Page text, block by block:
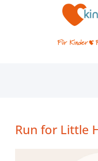
Run for Little